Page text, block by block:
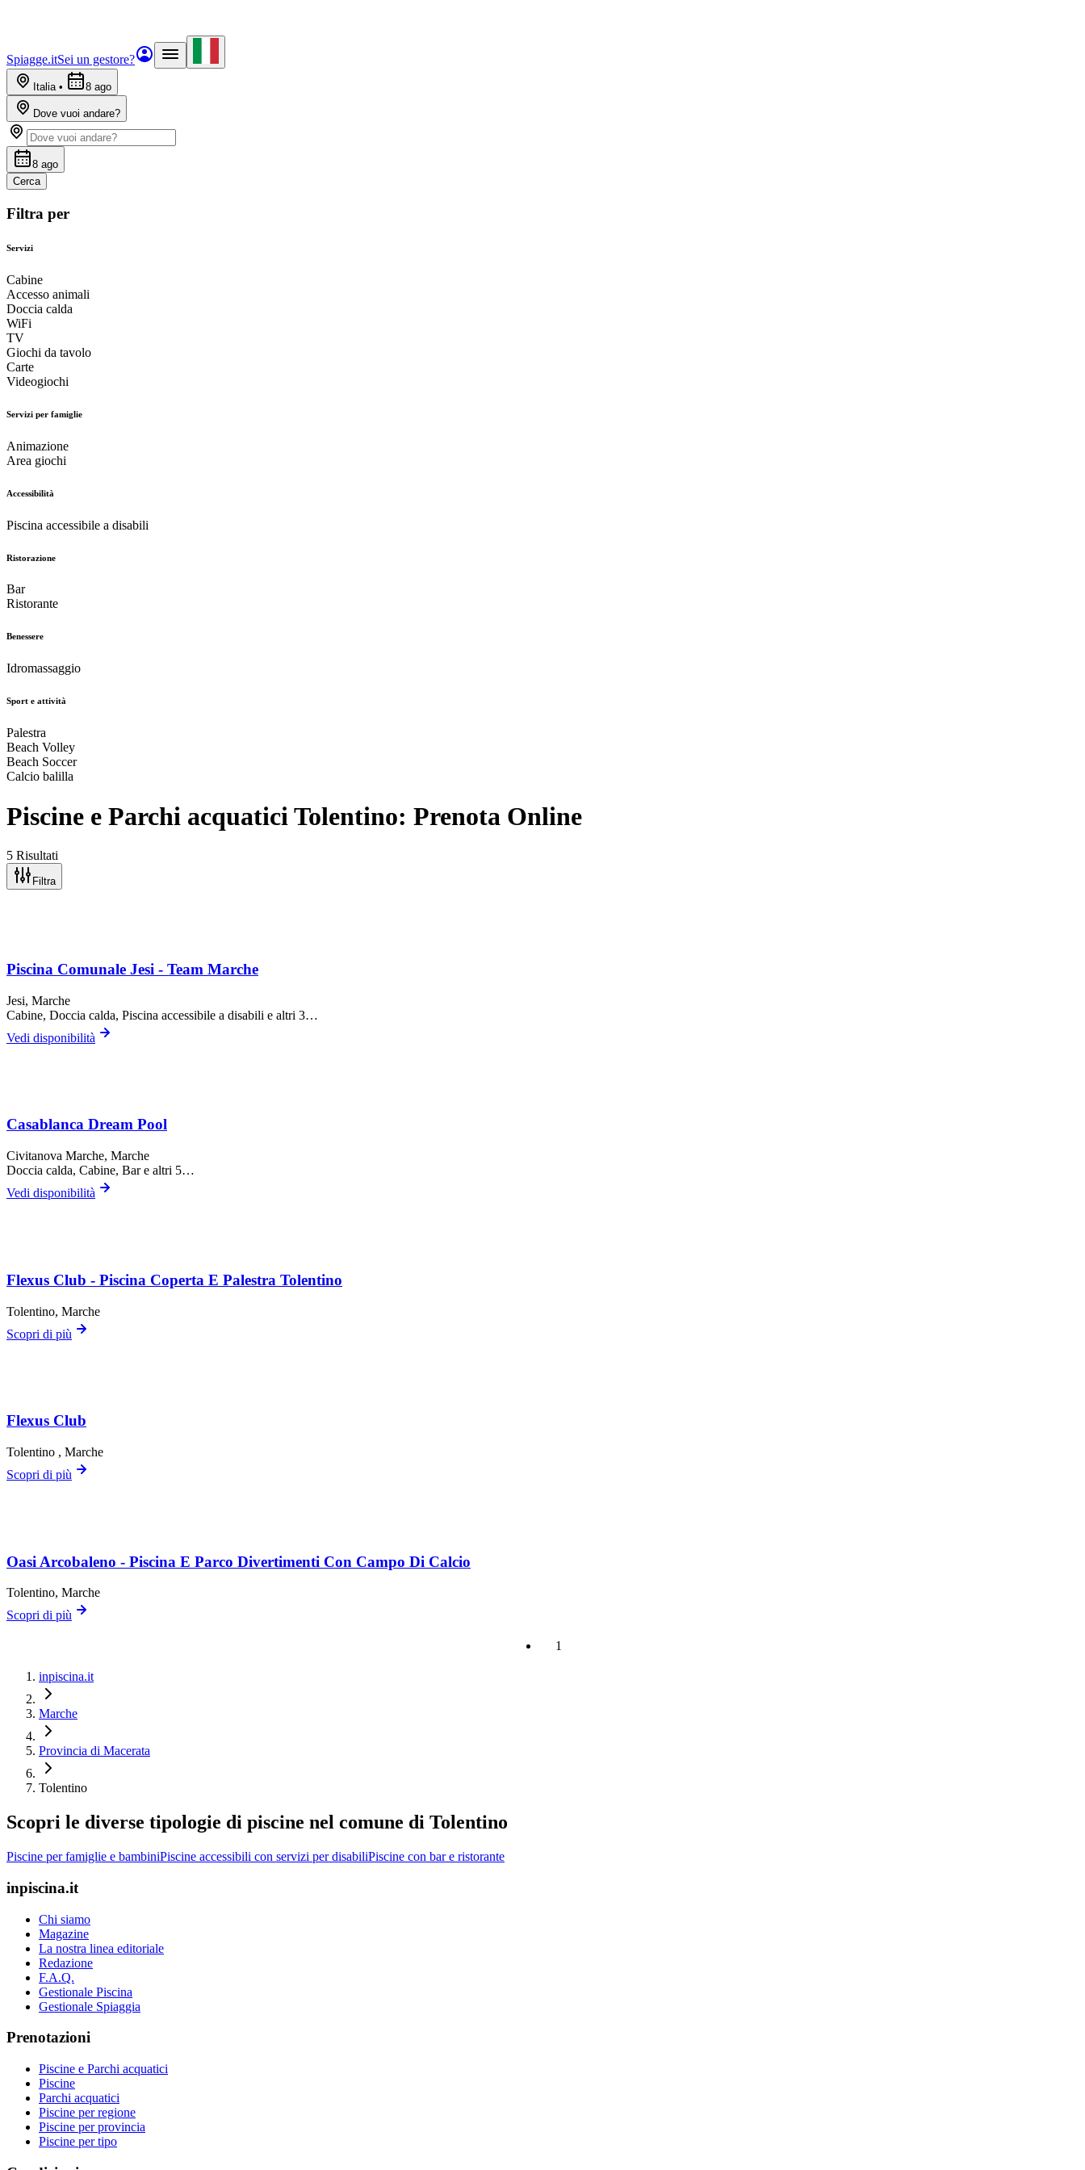
Spiagge.itSei un gestore?
Italia• 8 ago
Dove vuoi andare?
8 ago
Cerca
Filtra per
Servizi
Cabine
Accesso animali
Doccia calda
WiFi
TV
Giochi da tavolo
Carte
Videogiochi
Servizi per famiglie
Animazione
Area giochi
Accessibilità
Piscina accessibile a disabili
Ristorazione
Bar
Ristorante
Benessere
Idromassaggio
Sport e attività
Palestra
Beach Volley
Beach Soccer
Calcio balilla
Piscine e Parchi acquatici Tolentino: Prenota Online
5 Risultati
Filtra
Piscina Comunale Jesi - Team Marche
Jesi, Marche
Cabine, Doccia calda, Piscina accessibile a disabili e altri 3…
Vedi disponibilità
Casablanca Dream Pool
Civitanova Marche, Marche
Doccia calda, Cabine, Bare altri 5…
Vedi disponibilità
Flexus Club - Piscina Coperta E Palestra Tolentino
Tolentino, Marche
Scopri di più
Flexus Club
Tolentino , Marche
Scopri di più
Oasi Arcobaleno - Piscina E Parco Divertimenti Con Campo Di Calcio
Tolentino, Marche
Scopri di più
1
inpiscina.it
Marche
Provincia di Macerata
Tolentino
Scopri le diverse tipologie di piscine nel comune di Tolentino
Piscine per famiglie e bambiniPiscine accessibili con servizi per disabiliPiscine con bar e ristorante
inpiscina.it
Chi siamo
Magazine
La nostra linea editoriale
Redazione
F.A.Q.
Gestionale Piscina
Gestionale Spiaggia
Prenotazioni
Piscine e Parchi acquatici
Piscine
Parchi acquatici
Piscine per regione
Piscine per provincia
Piscine per tipo